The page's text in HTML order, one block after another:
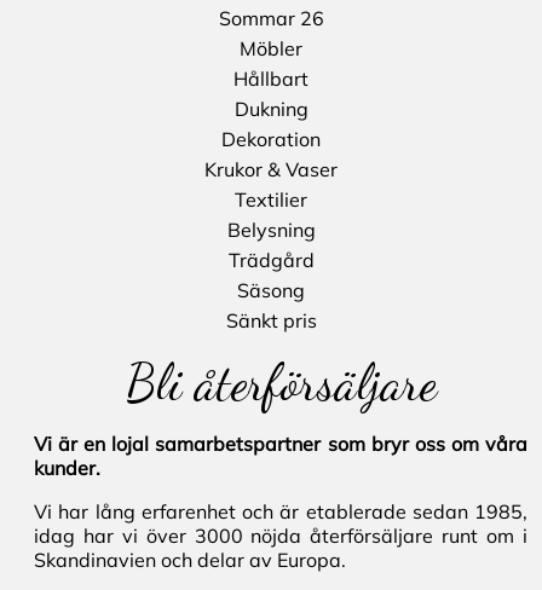
Sommar 26
Möbler
Hållbart
Dukning
Dekoration
Krukor & Vaser
Textilier
Belysning
Trädgård
Säsong
Sänkt pris
Bli återförsäljare
Vi är en lojal samarbetspartner som bryr oss om våra
kunder.
Vi har lång erfarenhet och är etablerade sedan 1985,
idag har vi över 3000 nöjda återförsäljare runt om i
Skandinavien och delar av Europa.